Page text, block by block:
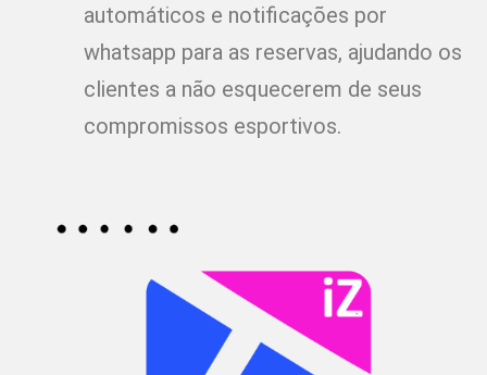
automáticos e notificações por
whatsapp para as reservas, ajudando os
clientes a não esquecerem de seus
compromissos esportivos.